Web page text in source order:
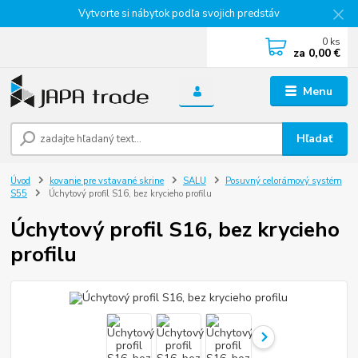
Vytvorte si nábytok podľa svojich predstáv
Menu
Hľadať
0 ks
za 0,00 €
Úvod kovanie pre vstavané skrine SALU
Posuvný celorámový systém
S55
Úchytový profil S16, bez krycieho profilu
Úchytový profil S16, bez krycieho
profilu